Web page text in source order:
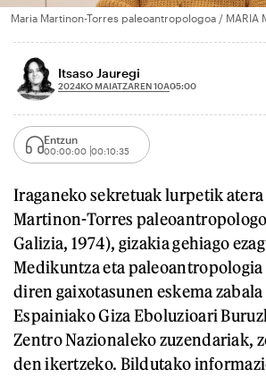
Maria Martinon-Torres paleoantropologoa / MARIA
Itsaso Jauregi
2024KO MAIATZAREN 10A05:00
Entzun
00:00:00 00:10:35
Iraganeko sekretuak lurpetik
Martinon-Torres
Galizia, 1974), gizakia gehiago
Medikuntza eta paleoantropologia
diren gaixotasunen eskema
Espainiako Giza Eboluzioari
Zentro Nazionaleko zuzendariak,
den ikertzeko. Bildutako